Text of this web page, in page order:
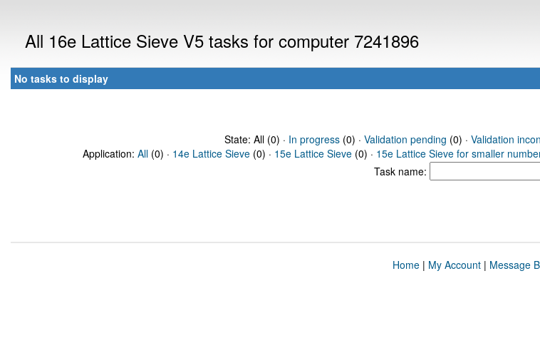
All 16e Lattice Sieve V5 tasks for computer 7241896
No tasks to display
State: All (0) · In progress(0) · Validation pending (0) · Validation
Application: All (0) · 14e Lattice Sieve (0) · 15e Lattice Sieve (0) · 15e Lattice Sieve for smaller
Task name:
Home| My Account| Message